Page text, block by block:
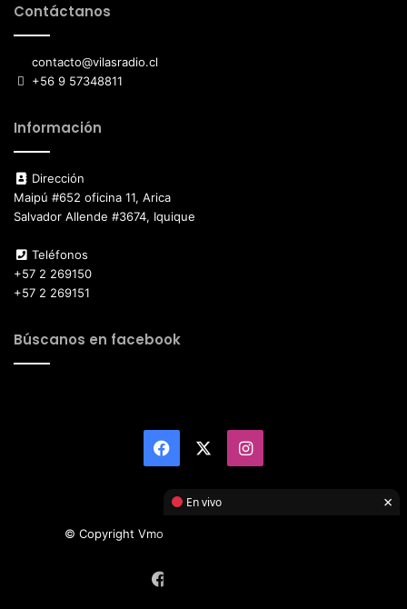
Contáctanos
contacto@vilasradio.cl
+56 9 57348811
Información
Dirección
Maipú #652 oficina 11, Arica
Salvador Allende #3674, Iquique
Teléfonos
+57 2 269150
+57 2 269151
Búscanos en facebook
Facebook Instagram
© Copyright Vmotor TI 2026, All Rights Reserved
En vivo ×